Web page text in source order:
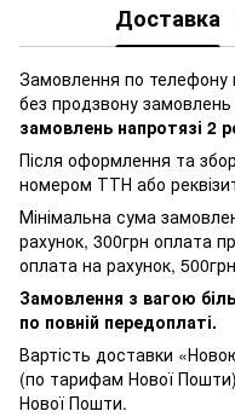
Доставка
Замовлення по
без продзвону
замовлень напротязі 2
Після оформлення та
номером ТТН або
Мінімальна сума
рахунок, 300грн оплата
оплата на рахунок,
Замовлення з вагою
по повній передоплаті.
Вартість доставки
(по тарифам Нової
Нової Пошти.